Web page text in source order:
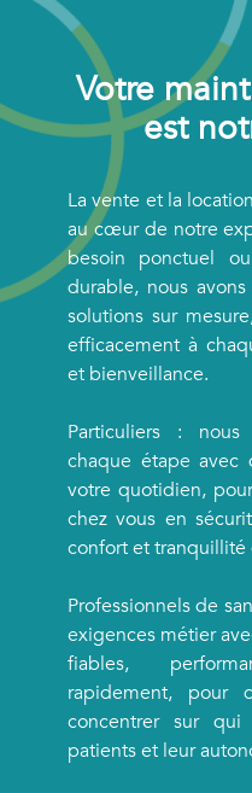
Votre
est
La vente et la
au cœur de notre
besoin ponctuel
durable, nous
solutions sur
efficacement à
et bienveillance.
Particuliers :
chaque étape avec
votre quotidien,
chez vous en
confort et tranquillité
Professionnels de
exigences métier
fiables,
rapidement, pour
concentrer sur
patients et leur